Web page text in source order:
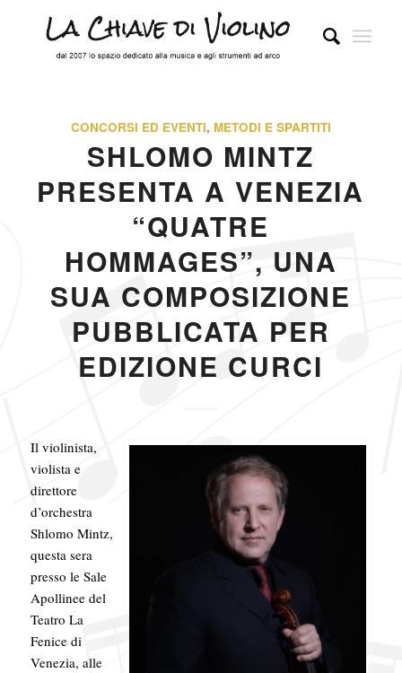
CONCORSI ED EVENTI, METODI E SPARTITI
SHLOMO MINTZ
PRESENTA A VENEZIA
“QUATRE
HOMMAGES”, UNA
SUA COMPOSIZIONE
PUBBLICATA PER
EDIZIONE CURCI
Il violinista,
violista e
direttore
d’orchestra
Shlomo Mintz,
questa sera
presso le Sale
Apollinee del
Teatro La
Fenice di
Venezia, alle